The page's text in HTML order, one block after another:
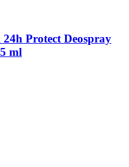
24h Protect Deospray
ml